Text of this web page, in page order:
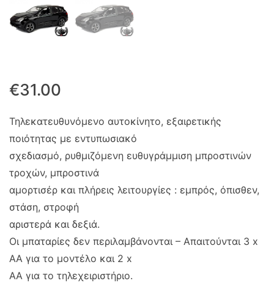
€31.00
Τηλεκατευθυνόμενο αυτοκίνητο, εξαιρετικής
ποιότητας με εντυπωσιακό
σχεδιασμό, ρυθμιζόμενη ευθυγράμμιση μπροστινών
τροχών, μπροστινά
αμορτισέρ και πλήρεις λειτουργίες : εμπρός, όπισθεν,
στάση, στροφή
αριστερά και δεξιά.
Οι μπαταρίες δεν περιλαμβάνονται – Απαιτούνται 3 x
AA για το μοντέλο και 2 x
AA για το τηλεχειριστήριο.